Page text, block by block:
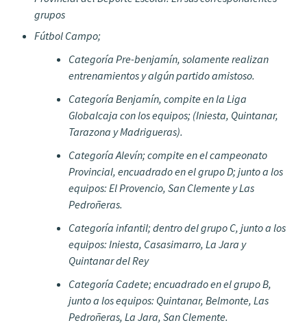
grupos
Fútbol Campo;
Categoría Pre-benjamín, solamente realizan
entrenamientos y algún partido amistoso.
Categoría Benjamín, compite en la Liga
Globalcaja con los equipos; (Iniesta, Quintanar,
Tarazona y Madrigueras).
Categoría Alevín; compite en el campeonato
Provincial, encuadrado en el grupo D; junto a los
equipos: El Provencio, San Clemente y Las
Pedroñeras.
Categoría infantil; dentro del grupo C, junto a los
equipos: Iniesta, Casasimarro, La Jara y
Quintanar del Rey
Categoría Cadete; encuadrado en el grupo B,
junto a los equipos: Quintanar, Belmonte, Las
Pedroñeras, La Jara, San Clemente.